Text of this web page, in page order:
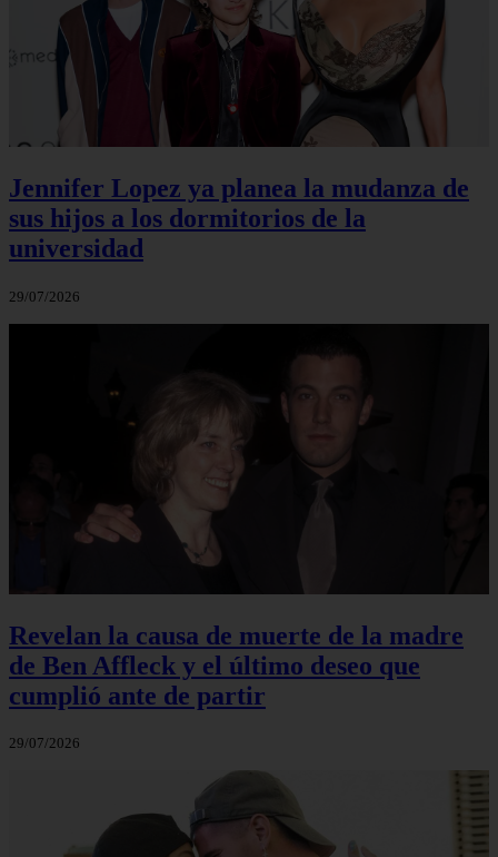
Jennifer Lopez ya planea la mudanza de
sus hijos a los dormitorios de la
universidad
29/07/2026
Revelan la causa de muerte de la madre
de Ben Affleck y el último deseo que
cumplió ante de partir
29/07/2026